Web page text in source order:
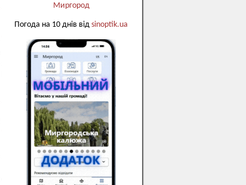
Миргород
Погода на 10 днів від sinoptik.ua